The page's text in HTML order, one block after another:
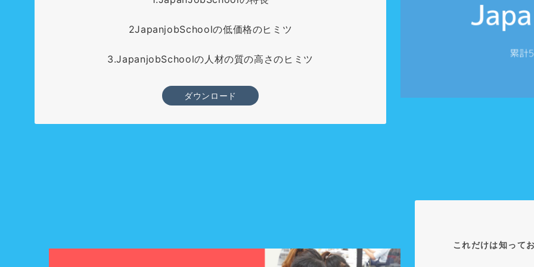
2JapanjobSchoolの低価格のヒミツ
3.JapanjobSchoolの人材の質の高さのヒミツ
ダウンロード
これだけは知って